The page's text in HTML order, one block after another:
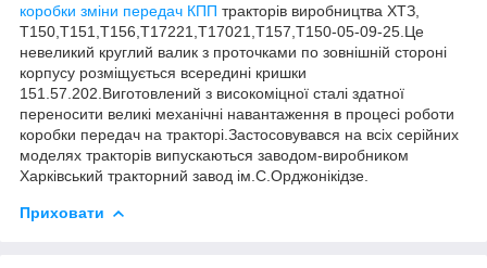
коробки зміни передач КПП тракторів виробництва ХТЗ,
Т150,Т151,Т156,Т17221,Т17021,Т157,Т150-05-09-25.Це
невеликий круглий валик з проточками по зовнішній стороні
корпусу розміщується всередині кришки
151.57.202.Виготовлений з високоміцної сталі здатної
переносити великі механічні навантаження в процесі роботи
коробки передач на тракторі.Застосовувався на всіх серійних
моделях тракторів випускаються заводом-виробником
Харківський тракторний завод ім.С.Орджонікідзе.
Приховати